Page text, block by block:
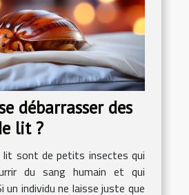
débarrasser des
lit ?
lit sont de petits insectes qui
du sang humain et qui
un individu ne laisse juste que